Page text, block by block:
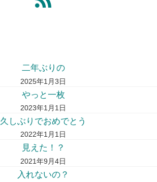
二年ぶりの
2025年1月3日
やっと一枚
2023年1月1日
久しぶりでおめでとう
2022年1月1日
見えた！？
2021年9月4日
入れないの？